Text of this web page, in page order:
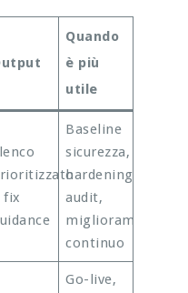
Quando
è più
utile
fix
Baseline
sicurezza,
hardening,
audit,
miglioramento
continuo
Go-live,